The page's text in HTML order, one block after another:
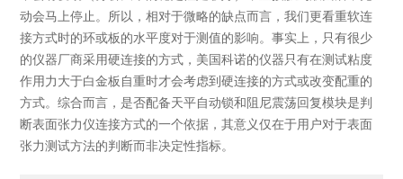
动会马上停止。所以，相对于微略的缺点而言，我们更看重软连
接方式时的环或板的水平度对于测值的影响。事实上，只有很少
的仪器厂商采用硬连接的方式，美国科诺的仪器只有在测试粘度
作用力大于白金板自重时才会考虑到硬连接的方式或改变配重的
方式。综合而言，是否配备天平自动锁和阻尼震荡回复模块是判
断表面张力仪连接方式的一个依据，其意义仅在于用户对于表面
张力测试方法的判断而非决定性指标。